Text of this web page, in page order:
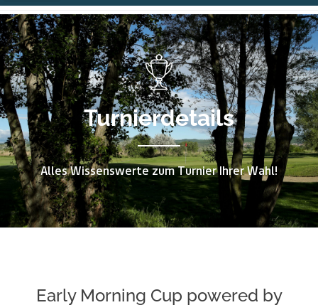
Turnierdetails
Alles Wissenswerte zum Turnier Ihrer Wahl!
Early Morning Cup powered by